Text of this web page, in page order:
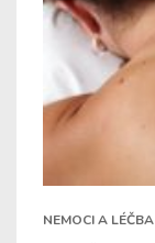
NEMOCI A LÉČBA